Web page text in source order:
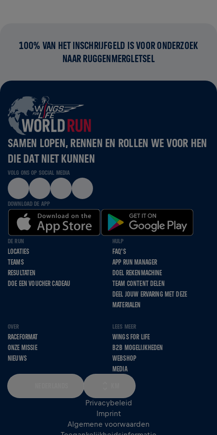
100% VAN HET INSCHRIJFGELD IS VOOR ONDERZOEK
NAAR RUGGENMERGLETSEL
SAMEN LOPEN, RENNEN EN ROLLEN WE VOOR HEN
DIE DAT NIET KUNNEN
VOLG ONS OP SOCIAL MEDIA
DOWNLOAD DE APP
DE RUN
LOCATIES
TEAMS
RESULTATEN
DOE EEN VOUCHER CADEAU
HULP
FAQ'S
APP RUN MANAGER
DOEL REKENMACHINE
TEAM CONTENT DELEN
DEEL JOUW ERVARING MET DEZE
MATERIALEN
OVER
RACEFORMAT
ONZE MISSIE
NIEUWS
LEES MEER
WINGS FOR LIFE
B2B MOGELIJKHEDEN
WEBSHOP
MEDIA
Privacybeleid
Imprint
Algemene voorwaarden